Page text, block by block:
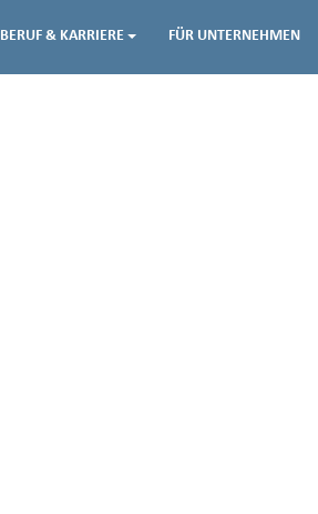
BERUF & KARRIERE FÜR UNTERNEHMEN